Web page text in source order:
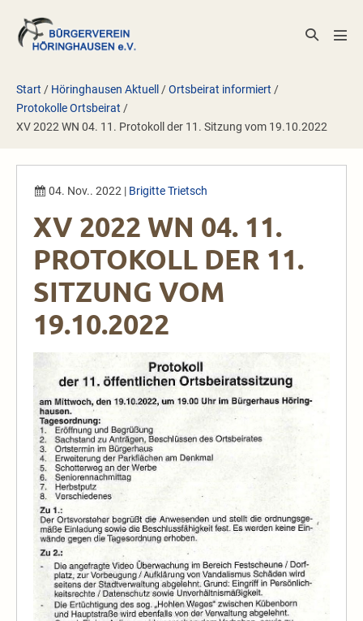
Inhalt
springen
Suche-
Start / Höringhausen Aktuell /Ortsbeirat informiert /
Protokolle Ortsbeirat /
XV 2022 WN 04. 11. Protokoll der 11. Sitzung vom 19.10.2022
04. Nov.. 2022 | Brigitte Trietsch
XV 2022 WN 04. 11.
PROTOKOLL DER 11.
SITZUNG VOM
19.10.2022